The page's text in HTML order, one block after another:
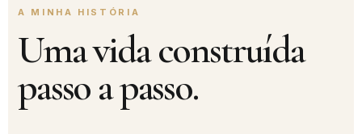
A MINHA HISTÓRIA
Uma vida construída
passo a passo.